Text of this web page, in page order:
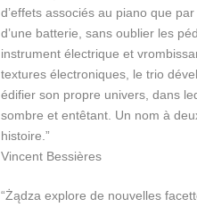
d’effets associés au piano que
d’une batterie, sans oublier les
instrument électrique et
textures électroniques, le trio
édifier son propre univers, dans
sombre et entêtant. Un nom à
histoire.”
Vincent Bessières
“Żądza explore de nouvelles